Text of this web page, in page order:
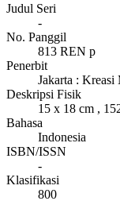
Judul Seri
-
No. Panggil
813 REN p
Penerbit
Jakarta : Kreasi
Deskripsi Fisik
15 x 18 cm ,
Bahasa
Indonesia
ISBN/ISSN
-
Klasifikasi
800